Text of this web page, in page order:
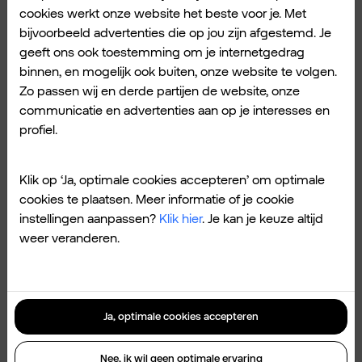
naar iCloud. Je kunt de locatie dan wel zien,
maar nog niet de zoekfunctie gebruiken. Hier
lees je meer overhoe een AirTag precies
werkt.
Wat kost een AirTag?
Een losse AirTag kost € 39. Wil je er direct
meer bestellen? Voor 4 AirTags betaal je €
129. Zo kan je er bijvoorbeeld eentje in je
portemonnee doen en eentje in je koffer als
VoorSamsung telefoonsis deGalaxy Smart
cookies werkt onze website het beste voor je. Met
bijvoorbeeld advertenties die op jou zijn afgestemd. Je
geeft ons ook toestemming om je internetgedrag
binnen, en mogelijk ook buiten, onze website te volgen.
Zo passen wij en derde partijen de website, onze
communicatie en advertenties aan op je interesses en
profiel.
Klik op ‘Ja, optimale cookies accepteren’ om optimale
cookies te plaatsen. Meer informatie of je cookie
instellingen aanpassen? Klik hier. Je kan je keuze altijd
weer veranderen.
Ja, optimale cookies accepteren
Nee, ik wil geen optimale ervaring